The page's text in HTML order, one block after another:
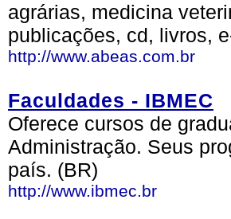
agrárias, medicina
publicações, cd, livros,
http://www.abeas.com.br
Faculdades - IBMEC
Oferece cursos de
Administração. Seus
país. (BR)
http://www.ibmec.br